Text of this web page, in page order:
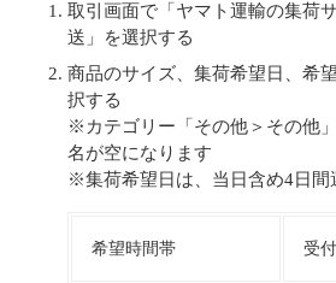
取引画面で「ヤマト運輸の集荷
送」を選択する
商品のサイズ、集荷希望日、希
択する
※カテゴリー「その他＞その他
名が空になります
※集荷希望日は、当日含め4日間
希望時間帯 受